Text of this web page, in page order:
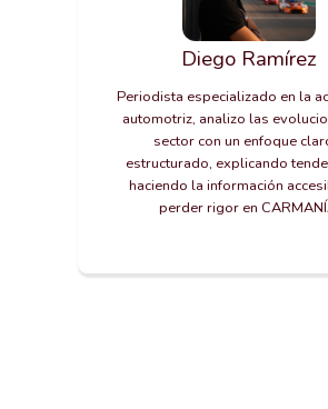
Diego Ramírez
Periodista especializado en la
automotriz, analizo las
sector con un enfoque
estructurado, explicando
haciendo la información
perder rigor en